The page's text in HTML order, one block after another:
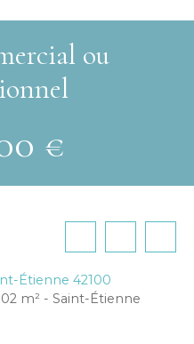
ou
€
Étienne 42100
m² - Saint-Étienne